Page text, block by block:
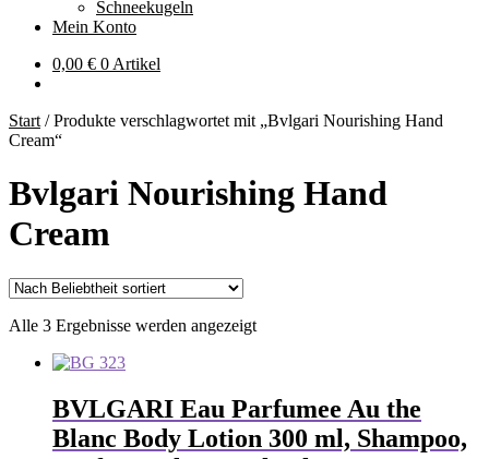
Schneekugeln
Mein Konto
0,00 € 0 Artikel
Start /Produkte verschlagwortet mit „Bvlgari Nourishing Hand
Cream“
Bvlgari Nourishing Hand
Cream
Alle 3 Ergebnisse werden angezeigtNach
BVLGARI Eau Parfumee Au the
Blanc Body Lotion 300 ml, Shampoo,